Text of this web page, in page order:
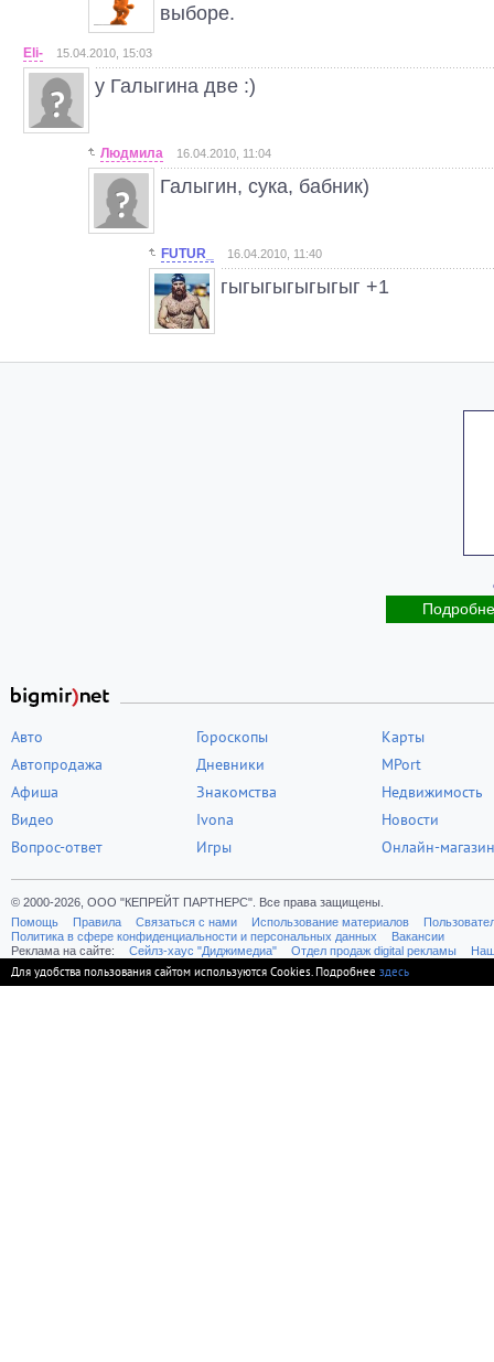
выборе.
Eli- 15.04.2010, 15:03
у Галыгина две :)
Людмила 16.04.2010, 11:04
Галыгин, сука, бабник)
FUTUR_ 16.04.2010, 11:40
гыгыгыгыгыгыг +1
Авто
Автопродажа
Афиша
Видео
Вопрос-ответ
Гороскопы
Дневники
Знакомства
Ivona
Игры
Карты
MPort
Недвижимость
Новости
Онлайн-магазин
© 2000-2026, ООО "КЕПРЕЙТ ПАРТНЕРС". Все права защищены.
Помощь
Правила Связаться с нами Использование материалов
Политика в сфере конфиденциальности и персональных данных
Вакансии
Реклама на сайте:
Cейлз-хаус "Диджимедиа" Отдел продаж digital рекламы
Для удобства пользования сайтом используются Cookies. Подробнее здесь